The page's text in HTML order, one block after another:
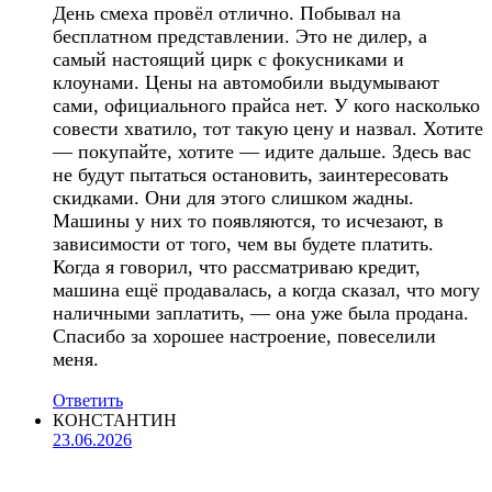
День смеха провёл отлично. Побывал на
бесплатном представлении. Это не дилер, а
самый настоящий цирк с фокусниками и
клоунами. Цены на автомобили выдумывают
сами, официального прайса нет. У кого насколько
совести хватило, тот такую цену и назвал. Хотите
— покупайте, хотите — идите дальше. Здесь вас
не будут пытаться остановить, заинтересовать
скидками. Они для этого слишком жадны.
Машины у них то появляются, то исчезают, в
зависимости от того, чем вы будете платить.
Когда я говорил, что рассматриваю кредит,
машина ещё продавалась, а когда сказал, что могу
наличными заплатить, — она уже была продана.
Спасибо за хорошее настроение, повеселили
меня.
Ответить
КОНСТАНТИН
23.06.2026